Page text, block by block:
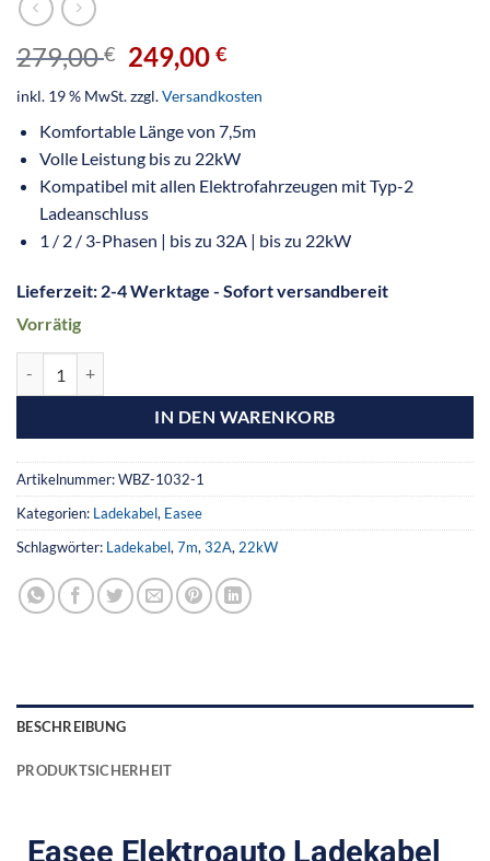
279,00€ 249,00€
inkl. 19 % MwSt.zzgl.Versandkosten
Komfortable Länge von 7,5m
Volle Leistung bis zu 22kW
Kompatibel mit allen Elektrofahrzeugen mit Typ-2
Ladeanschluss
1 / 2 / 3-Phasen | bis zu 32A | bis zu 22kW
Lieferzeit: 2-4 Werktage - Sofort versandbereit
Vorrätig
IN DEN WARENKORB
Artikelnummer:WBZ-1032-1
Kategorien: Ladekabel, Easee
Schlagwörter: Ladekabel, 7m, 32A, 22kW
BESCHREIBUNG
PRODUKTSICHERHEIT
Easee Elektroauto Ladekabel